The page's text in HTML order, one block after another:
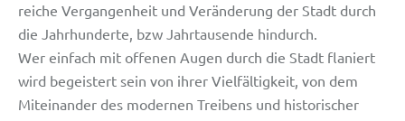
reiche Vergangenheit und Veränderung der Stadt durch
die Jahrhunderte, bzw Jahrtausende hindurch.
Wer einfach mit offenen Augen durch die Stadt flaniert
wird begeistert sein von ihrer Vielfältigkeit, von dem
Miteinander des modernen Treibens und historischer